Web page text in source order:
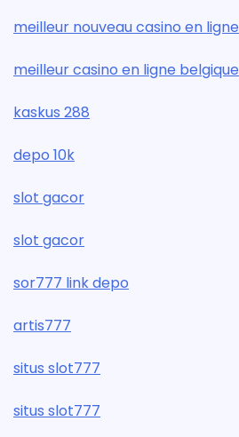
meilleur nouveau casino en ligne
meilleur casino en ligne belgique
kaskus 288
depo 10k
slot gacor
slot gacor
sor777 link depo
artis777
situs slot777
situs slot777